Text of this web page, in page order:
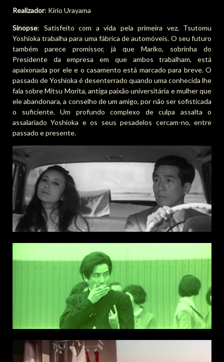
Realizador: Kirio Urayama
Sinopse: Satisfeito com a vida pela primeira vez, Tsutomu
Yoshioka trabalha para uma fábrica de automóveis. O seu futuro
também parece promissor, já que Mariko, sobrinha do
Presidente da empresa em que ambos trabalham, está
apaixonada por ele e o casamento está marcado para breve. O
passado de Yoshioka é desenterrado quando uma conhecida lhe
fala sobre Mitsu Morita, antiga paixão universitária e mulher que
ele abandonara, a conselho de um amigo, por não ser sofisticada
o suficiente. Um profundo complexo de culpa assalta o
assalariado Yoshioka e os seus pesadelos cercam-no, entre
passado e presente.